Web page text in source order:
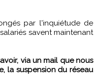
par l'inquiétude de
savent maintenant
via un mail que nous
la suspension du réseau